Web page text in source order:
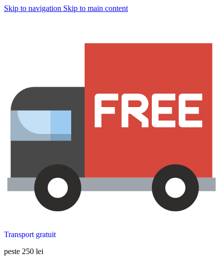
Skip to navigation Skip to main content
Transport gratuit
peste 250 lei